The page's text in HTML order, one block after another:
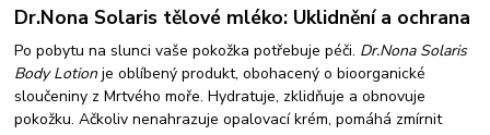
Dr.Nona Solaris tělové mléko: Uklidnění a ochrana
Po pobytu na slunci vaše pokožka potřebuje péči. Dr.Nona Solaris
Body Lotionje oblíbený produkt, obohacený o bioorganické
sloučeniny z Mrtvého moře. Hydratuje, zklidňuje a obnovuje
pokožku. Ačkoliv nenahrazuje opalovací krém, pomáhá zmírnit